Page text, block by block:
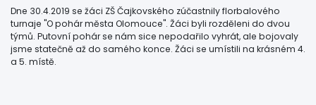
Dne 30.4.2019 se žáci ZŠ Čajkovského zúčastnily florbalového
turnaje "O pohár města Olomouce". Žáci byli rozděleni do dvou
týmů. Putovní pohár se nám sice nepodařilo vyhrát, ale bojovaly
jsme statečně až do samého konce. Žáci se umístili na krásném 4.
a 5. místě.